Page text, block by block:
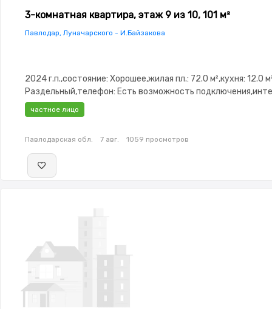
3-комнатная квартира, этаж 9 из 10, 101 м²
Павлодар, Луначарского - И.Байзакова
2024 г.п.,состояние: Хорошее,жилая пл.: 72.0 м²,кухня: 12.0
Раздельный,телефон: Есть возможность
Оптика,Полностью меблирована,Полностью
3.0,паркинг:
сантехника,Счётчики,Тихий двор
частное лицо
Павлодарская обл. 7 авг. 1059 просмотров